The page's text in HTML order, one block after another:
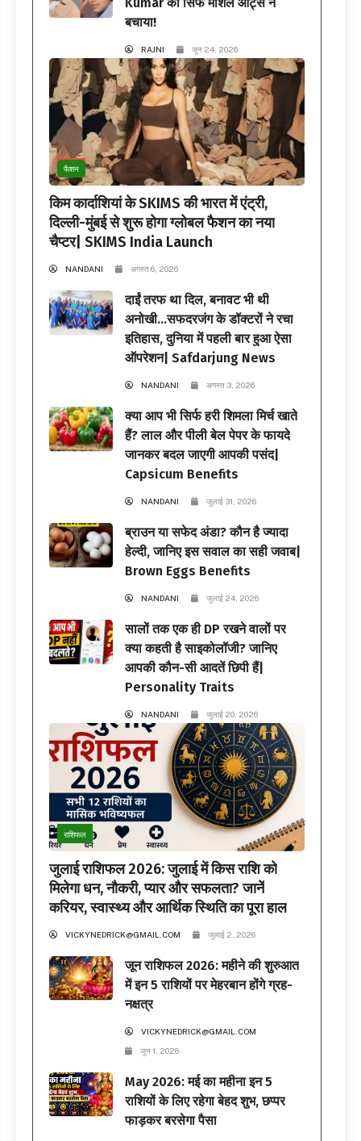
बचाया!
RAJNI जून 24, 2026
फैशन
किम कार्दाशियां के SKIMS की भारत में एंट्री,
दिल्ली-मुंबई से शुरू होगा ग्लोबल फैशन का नया
चैप्टर| SKIMS India Launch
NANDANI अगस्त 6, 2026
दाईं तरफ था दिल, बनावट भी थी
अनोखी…सफदरजंग के डॉक्टरों ने रचा
इतिहास, दुनिया में पहली बार हुआ ऐसा
ऑपरेशन| Safdarjung News
NANDANI अगस्त 3, 2026
क्या आप भी सिर्फ हरी शिमला मिर्च खाते
हैं? लाल और पीली बेल पेपर के फायदे
जानकर बदल जाएगी आपकी पसंद|
Capsicum Benefits
NANDANI जुलाई 31, 2026
ब्राउन या सफेद अंडा? कौन है ज्यादा
हेल्दी, जानिए इस सवाल का सही जवाब|
Brown Eggs Benefits
NANDANI जुलाई 24, 2026
सालों तक एक ही DP रखने वालों पर
क्या कहती है साइकोलॉजी? जानिए
आपकी कौन-सी आदतें छिपी हैं|
Personality Traits
NANDANI जुलाई 20, 2026
राशिफल
जुलाई राशिफल 2026: जुलाई में किस राशि को
मिलेगा धन, नौकरी, प्यार और सफलता? जानें
करियर, स्वास्थ्य और आर्थिक स्थिति का पूरा हाल
VICKYNEDRICK@GMAIL.COM जुलाई 2, 2026
जून राशिफल 2026: महीने की शुरुआत
में इन 5 राशियों पर मेहरबान होंगे ग्रह-
नक्षत्र
VICKYNEDRICK@GMAIL.COM
जून 1, 2026
May 2026: मई का महीना इन 5
राशियों के लिए रहेगा बेहद शुभ, छप्पर
फाड़कर बरसेगा पैसा